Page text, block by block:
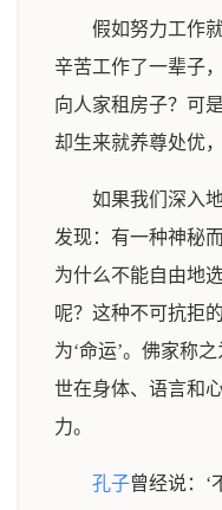
假如努力工作
辛苦工作了一辈子
向人家租房子？可
却生来就养尊处优
如果我们深入
发现：有一种神秘
为什么不能自由地
呢？这种不可抗拒
为‘命运’。佛家称
世在身体、语言和
力。
孔子曾经说：‘